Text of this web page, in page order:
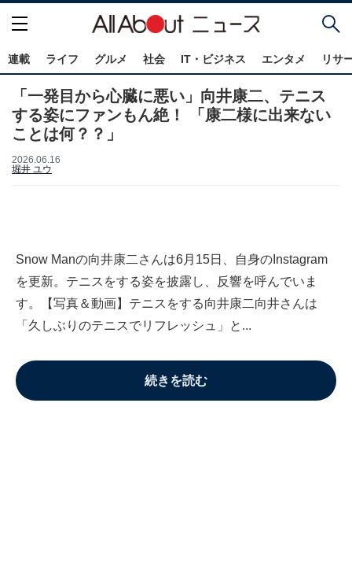
連載 ライフ グルメ 社会 IT・ビジネス エンタメ リサ
「一発目から心臓に悪い」向井康二、テニス
する姿にファンもん絶！ 「康二様に出来ない
ことは何？？」
2026.06.16
堀井 ユウ
Snow Manの向井康二さんは6月15日、自身のInstagram
を更新。テニスをする姿を披露し、反響を呼んでいま
す。【写真＆動画】テニスをする向井康二向井さんは
「久しぶりのテニスでリフレッシュ」と...
続きを読む